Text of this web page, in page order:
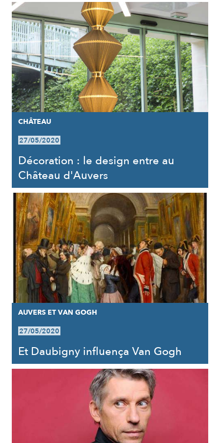
CHÂTEAU
27/05/2020
Décoration : le design entre au
Château d'Auvers
AUVERS ET VAN GOGH
27/05/2020
Et Daubigny influença Van Gogh